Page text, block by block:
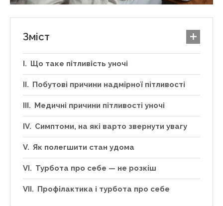
Зміст
Що таке пітливість уночі
Побутові причини надмірної пітливості
Медичні причини пітливості уночі
Симптоми, на які варто звернути увагу
Як полегшити стан удома
Турбота про себе — не розкіш
Профілактика і турбота про себе